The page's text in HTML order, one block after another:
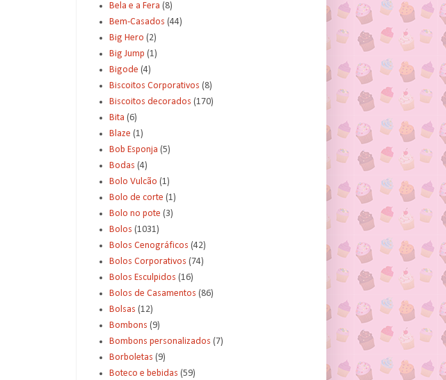
Bela e a Fera (8)
Bem-Casados (44)
Big Hero (2)
Big Jump (1)
Bigode (4)
Biscoitos Corporativos (8)
Biscoitos decorados (170)
Bita (6)
Blaze (1)
Bob Esponja (5)
Bodas (4)
Bolo Vulcão (1)
Bolo de corte (1)
Bolo no pote (3)
Bolos (1031)
Bolos Cenográficos (42)
Bolos Corporativos (74)
Bolos Esculpidos (16)
Bolos de Casamentos (86)
Bolsas (12)
Bombons (9)
Bombons personalizados (7)
Borboletas (9)
Boteco e bebidas (59)